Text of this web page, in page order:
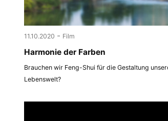
11.10.2020 - Film
Harmonie der Farben
Brauchen wir Feng-Shui für die Gestaltung
Lebenswelt?